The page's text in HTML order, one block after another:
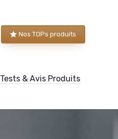
Nos TOPs produits
Tests & Avis Produits